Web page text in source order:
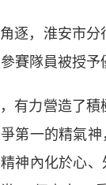
，淮安市分
賽隊員被授予
力營造了積極
第一的精氣
神內化於心